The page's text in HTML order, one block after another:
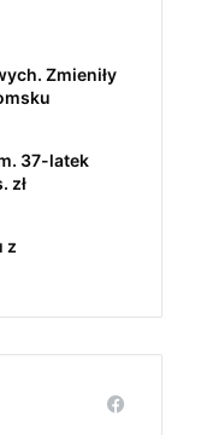
Zmieniły
37-latek
zł
z